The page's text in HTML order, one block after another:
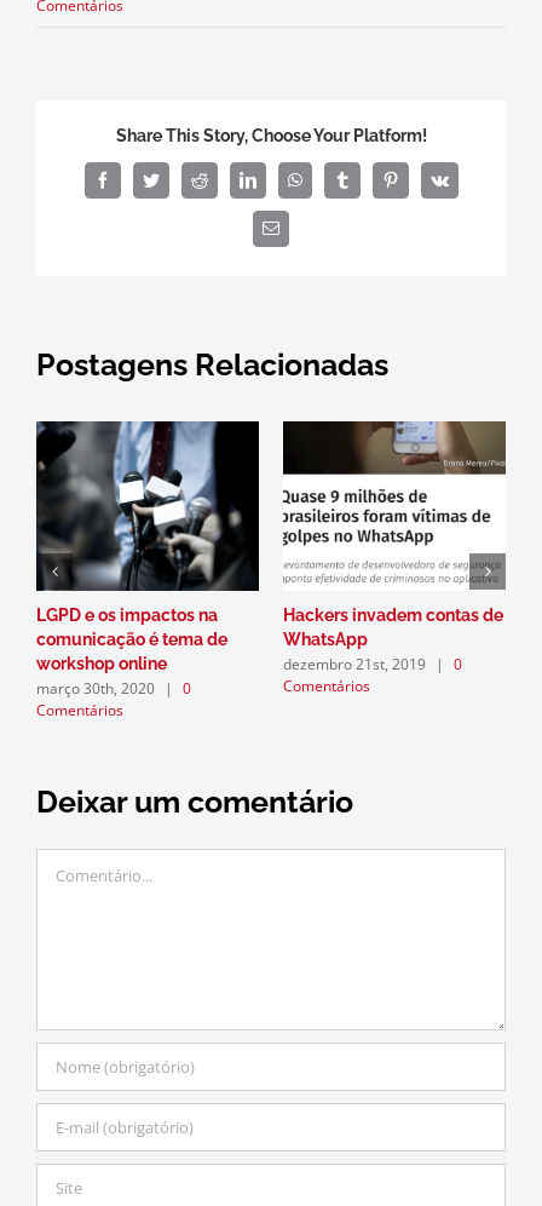
Comentários
Share This Story, Choose Your Platform!
FacebookTwitterReddit LinkedInWhatsAppTumblrPinterest
Vk
E-
mail
Postagens Relacionadas
LGPD e os impactos na
comunicação é tema de
workshop online
março 30th, 2020 |
0
Comentários
Hackers invadem contas de
WhatsApp
dezembro 21st, 2019 |
0
Comentários
Deixar um comentário
Comentário